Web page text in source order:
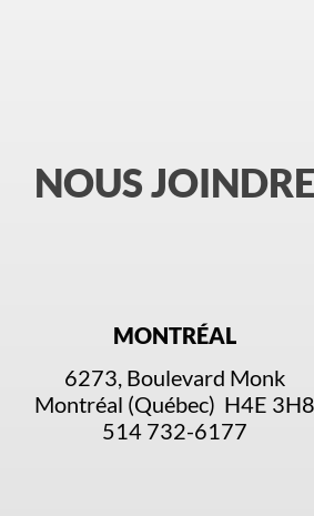
NOUS JOINDRE
MONTRÉAL
6273, Boulevard Monk
Montréal (Québec) H4E 3H8
514 732-6177